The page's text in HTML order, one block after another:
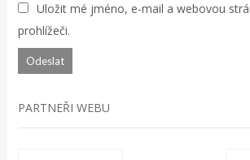
Uložit mé jméno, e-mail a webovou
prohlížeči.
PARTNEŘI WEBU